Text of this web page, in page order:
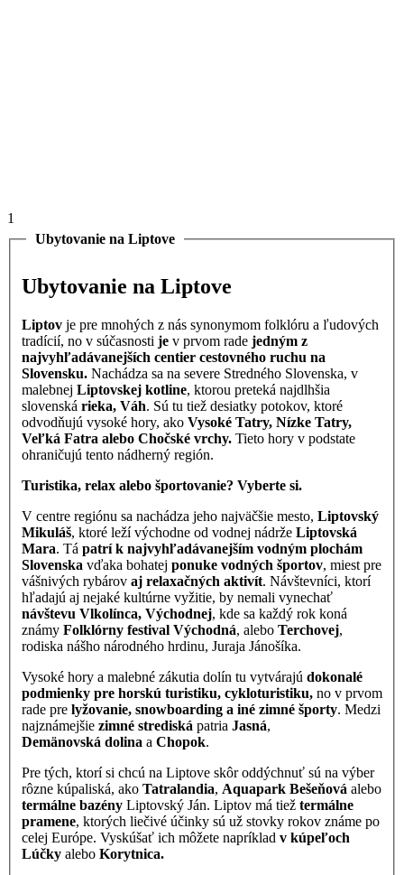
1
Ubytovanie na Liptove
Ubytovanie na Liptove
Liptov je pre mnohých z nás synonymom folklóru a ľudových
tradícií, no v súčasnosti je v prvom rade jedným z
najvyhľadávanejších centier cestovného ruchu na
Slovensku. Nachádza sa na severe Stredného Slovenska, v
malebnej Liptovskej kotline, ktorou preteká najdlhšia
slovenská rieka, Váh. Sú tu tiež desiatky potokov, ktoré
odvodňujú vysoké hory, ako Vysoké Tatry, Nízke Tatry,
Veľká Fatra alebo Chočské vrchy. Tieto hory v podstate
ohraničujú tento nádherný región.
Turistika, relax alebo športovanie? Vyberte si.
V centre regiónu sa nachádza jeho najväčšie mesto, Liptovský
Mikuláš, ktoré leží východne od vodnej nádrže Liptovská
Mara. Tá patrí k najvyhľadávanejším vodným plochám
Slovenska vďaka bohatej ponuke vodných športov, miest pre
vášnivých rybárov aj relaxačných aktivít. Návštevníci, ktorí
hľadajú aj nejaké kultúrne vyžitie, by nemali vynechať
návštevu Vlkolínca, Východnej, kde sa každý rok koná
známy Folklórny festival Východná, alebo Terchovej,
rodiska nášho národného hrdinu, Juraja Jánošíka.
Vysoké hory a malebné zákutia dolín tu vytvárajú dokonalé
podmienky pre horskú turistiku, cykloturistiku, no v prvom
rade pre lyžovanie, snowboarding a iné zimné športy. Medzi
najznámejšie zimné strediská patria Jasná,
Demänovská dolina a Chopok.
Pre tých, ktorí si chcú na Liptove skôr oddýchnuť sú na výber
rôzne kúpaliská, ako Tatralandia, Aquapark Bešeňová alebo
termálne bazény Liptovský Ján. Liptov má tiež termálne
pramene, ktorých liečivé účinky sú už stovky rokov známe po
celej Európe. Vyskúšať ich môžete napríklad v kúpeľoch
Lúčky alebo Korytnica.